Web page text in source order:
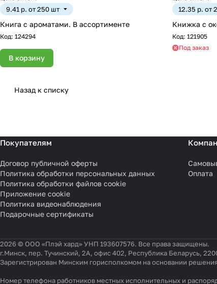
9.41 р. от 250 шт
Книга с ароматами. В ассортименте
Код: 124294
В корзину
12.35 р. от
Книжка с
Код: 121905
Под заказ
Назад к списку
Покупателям
Договор публичной оферты
Политика обработки персональных данных
Политика обработки файлов cookie
Приложение cookie
Политика видеонаблюдения
Подарочные сертификаты
Оплата
2026 © ООО «Плэй хард» УНП 193607576. Все права защищены.
г.Минск, пер. Тучинский, 2А, офис 402, Республика Беларусь,
Зарегистрирован Минским горисполкомом на основании
Номер телефона работников местных исполнительных и